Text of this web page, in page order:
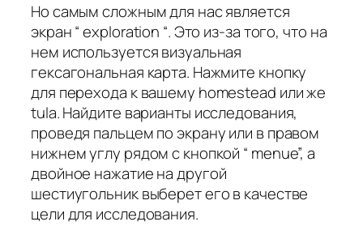
Но самым сложным для нас является
экран “ exploration “. Это из-за того, что на
нем используется визуальная
гексагональная карта. Нажмите кнопку
для перехода к вашему homestead или же
tula. Найдите варианты исследования,
проведя пальцем по экрану или в правом
нижнем углу рядом с кнопкой “ menue”, а
двойное нажатие на другой
шестиугольник выберет его в качестве
цели для исследования.